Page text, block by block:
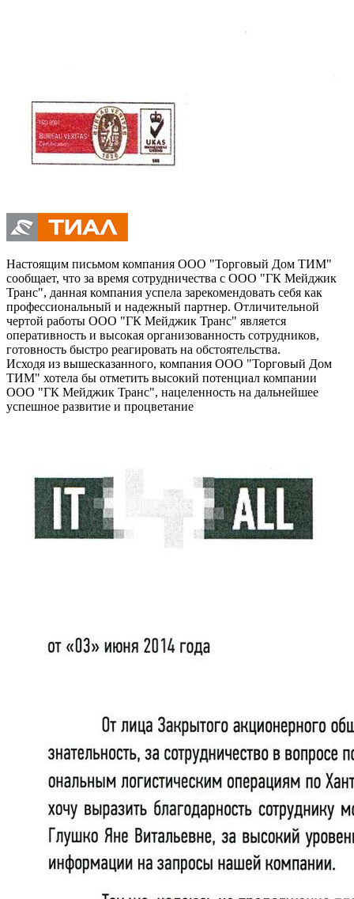
Настоящим письмом компания ООО "Торговый Дом ТИМ"
сообщает, что за время сотрудничества с ООО "ГК Мейджик
Транс", данная компания успела зарекомендовать себя как
профессиональный и надежный партнер. Отличительной
чертой работы ООО "ГК Мейджик Транс" является
оперативность и высокая организованность сотрудников,
готовность быстро реагировать на обстоятельства.
Исходя из вышесказанного, компания ООО "Торговый Дом
ТИМ" хотела бы отметить высокий потенциал компании
ООО "ГК Мейджик Транс", нацеленность на дальнейшее
успешное развитие и процветание